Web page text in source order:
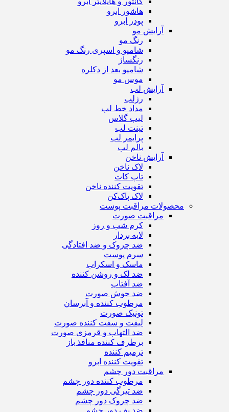
هاشور ابرو
پودر ابرو
آرایش مو
رنگ مو
شامپو و اسپری رنگ مو
رنگساژ
شامپو بعد از دکلره
موس مو
آرایش لب
رژ‌لب
مداد خط لب
لیپ گلاس
تینت لب
پرایمر لب
بالم لب
آرایش ناخن
لاک ناخن
تاپ‌ کات
تقویت کننده ناخن
لاک پاک‌کن
محصولات مراقبت پوست
مراقبت صورت
کرم شب و روز
لایه بردار
ضد چروک و ضد افتادگی
سرم پوست
ماسک و اسکراب
ضد لک و روشن کننده
ضد آفتاب
ضد جوش صورت
مرطوب کننده و آبرسان
تونیک صورت
لیفت و سفت کننده صورت
ضد التهاب و قرمزی صورت
برطرف کننده منافذ باز
ترمیم کننده
تقویت کننده ابرو
مراقبت دور چشم
مرطوب کننده دور چشم
ضد تیرگی دور چشم
ضد چروک دور چشم
ضد پف دور چشم